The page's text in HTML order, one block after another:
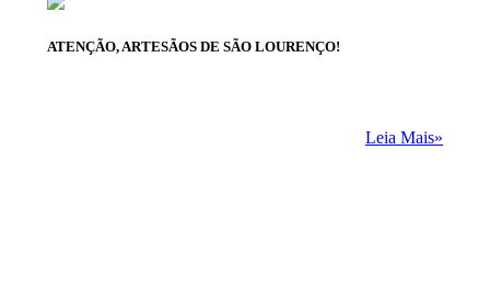
ATENÇÃO, ARTESÃOS DE SÃO LOURENÇO!
Leia Mais»